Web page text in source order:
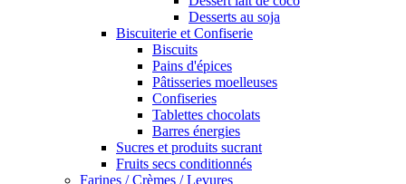
Desserts au soja
Biscuiterie et Confiserie
Biscuits
Pains d'épices
Pâtisseries moelleuses
Confiseries
Tablettes chocolats
Barres énergies
Sucres et produits sucrant
Fruits secs conditionnés
Farines / Crèmes / Levures